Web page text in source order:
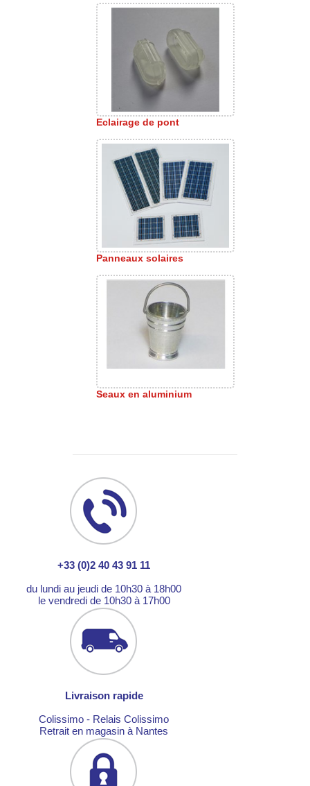
Eclairage de pont
Panneaux solaires
Seaux en aluminium
+33 (0)2 40 43 91 11
du lundi au jeudi de 10h30 à 18h00
le vendredi de 10h30 à 17h00
Livraison rapide
Colissimo - Relais Colissimo
Retrait en magasin à Nantes